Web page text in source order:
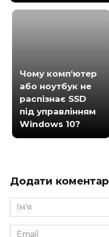
Чому комп'ютер
або ноутбук не
распізнає SSD
під управлінням
Windows 10?
Додати коментар
Ім'я
*
Email